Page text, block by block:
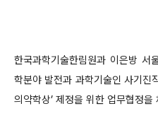
한국과학기술한림원과 이은방 서
학분야 발전과 과학기술인 사기진
의약학상’ 제정을 위한 업무협정을